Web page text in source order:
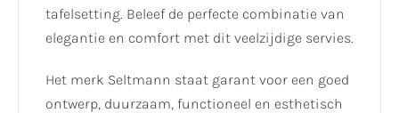
tafelsetting. Beleef de perfecte combinatie van
elegantie en comfort met dit veelzijdige servies.
Het merk Seltmann staat garant voor een goed
ontwerp, duurzaam, functioneel en esthetisch